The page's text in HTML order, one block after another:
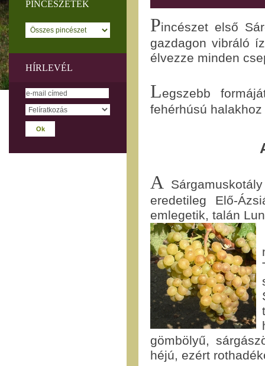
PINCÉSZETEK
HÍRLEVÉL
Pincészet első
gazdagon vibráló
élvezze minden
Legszebb
fehérhúsú
A
eredetileg Elő-
emlegetik, talán
gömbölyű,
héjú, ezért